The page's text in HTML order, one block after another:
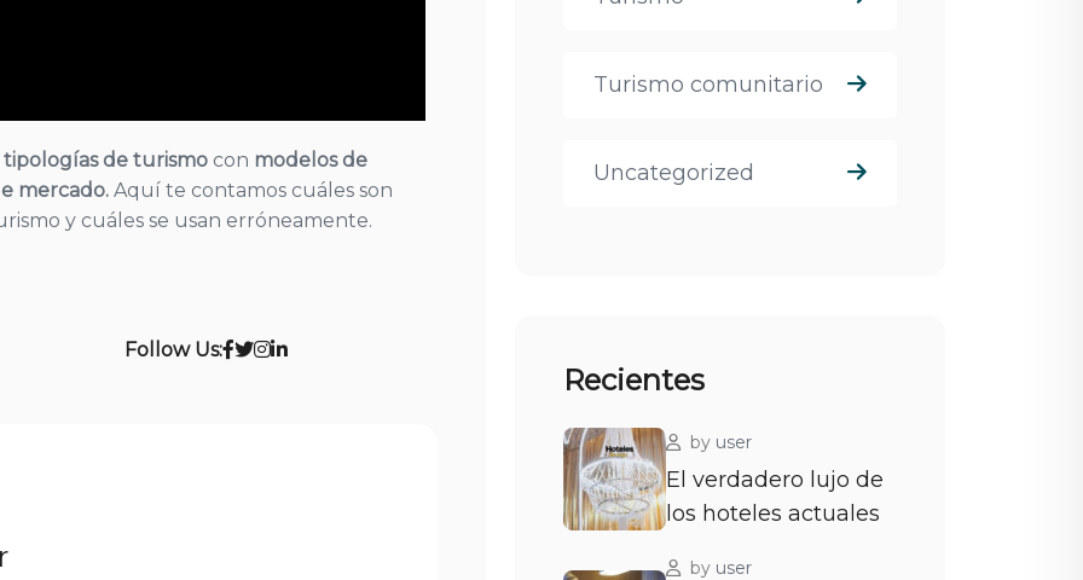
tipologías de turismo con modelos de
mercado. Aquí te contamos cuáles son
y cuáles se usan erróneamente.
Follow Us:
Turismo comunitario
Uncategorized
Recientes
by user
El verdadero lujo de
los hoteles actuales
by user